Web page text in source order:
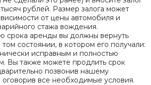
рублей. Размер залога может
от цены автомобиля и
стажа вождения.
срока аренды вы должны вернуть
состоянии, в котором его получали:
исправным и полностью
Вы также можете продлить срок
позвонив нашему
все необходимые условия.